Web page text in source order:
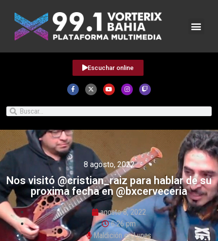
Escuchar online
8 agosto, 2022
Nos visitó @cristian_raiz para hablar de su
proxima fecha en @bxcerveceria
agosto 8, 2022
6:26 pm
Maldición es Lunes